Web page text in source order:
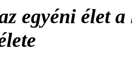
egyéni élet